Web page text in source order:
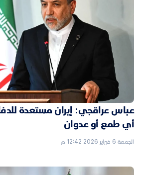
عباس عراقجي: إيران مستعدة
أي طمع أو عدوان
الجمعة 6 فبراير 2026 12:42 م